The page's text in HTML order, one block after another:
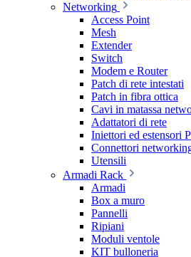
Networking
Access Point
Mesh
Extender
Switch
Modem e Router
Patch di rete intestati
Patch in fibra ottica
Cavi in matassa
Adattatori di rete
Iniettori ed estensori
Connettori
Utensili
Armadi Rack
Armadi
Box a muro
Pannelli
Ripiani
Moduli ventole
KIT bulloneria